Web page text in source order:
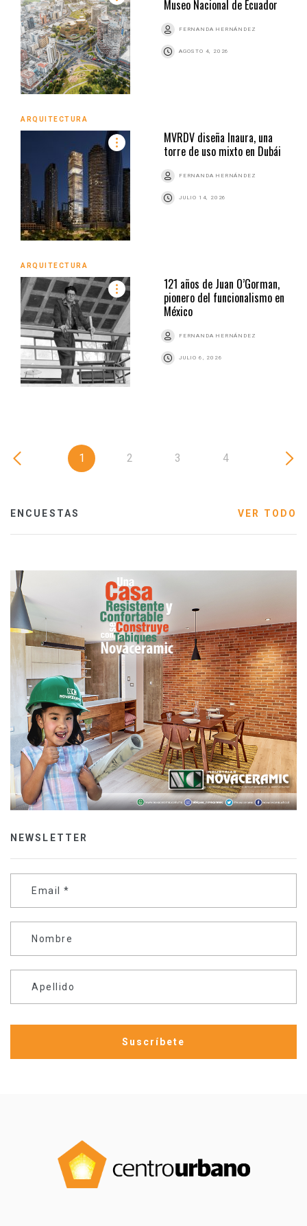
Museo Nacional de Ecuador
FERNANDA HERNÁNDEZ
AGOSTO 4, 2026
ARQUITECTURA
MVRDV diseña Inaura, una
torre de uso mixto en Dubái
FERNANDA HERNÁNDEZ
JULIO 14, 2026
ARQUITECTURA
121 años de Juan O’Gorman,
pionero del funcionalismo en
México
FERNANDA HERNÁNDEZ
JULIO 6, 2026
1 2 3 4
ENCUESTAS VER TODO
NEWSLETTER
Email *
Nombre
Apellido